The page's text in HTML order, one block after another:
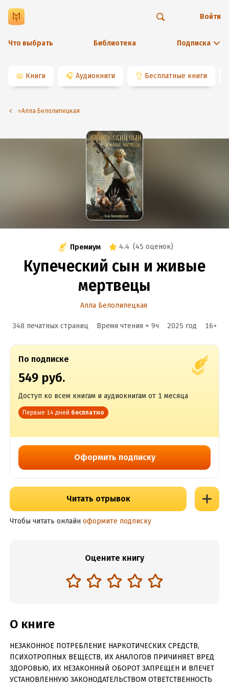
Что выбрать Библиотека Подписка
Войти
📖 Книги 🎧 Аудиокниги 👌 Бесплатные книги
⭐️Алла Белолипецкая
Премиум 4.4 (45 оценок)
Купеческий сын и живые
мертвецы
Алла Белолипецкая
348 печатных страниц Время чтения ≈ 9ч 2025 год 16+
По подписке
549 руб.
Доступ ко всем книгам и аудиокнигам от 1 месяца
Первые 14 дней бесплатно
Оформить подписку
Читать отрывок
Чтобы читать онлайн оформите подписку
Оцените книгу
О книге
НЕЗАКОННОЕ ПОТРЕБЛЕНИЕ НАРКОТИЧЕСКИХ СРЕДСТВ,
ПСИХОТРОПНЫХ ВЕЩЕСТВ, ИХ АНАЛОГОВ ПРИЧИНЯЕТ ВРЕД
ЗДОРОВЬЮ, ИХ НЕЗАКОННЫЙ ОБОРОТ ЗАПРЕЩЕН И ВЛЕЧЕТ
УСТАНОВЛЕННУЮ ЗАКОНОДАТЕЛЬСТВОМ ОТВЕТСТВЕННОСТЬ